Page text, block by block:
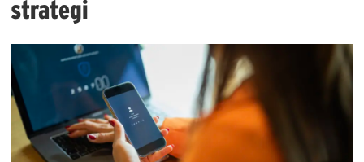
strategi